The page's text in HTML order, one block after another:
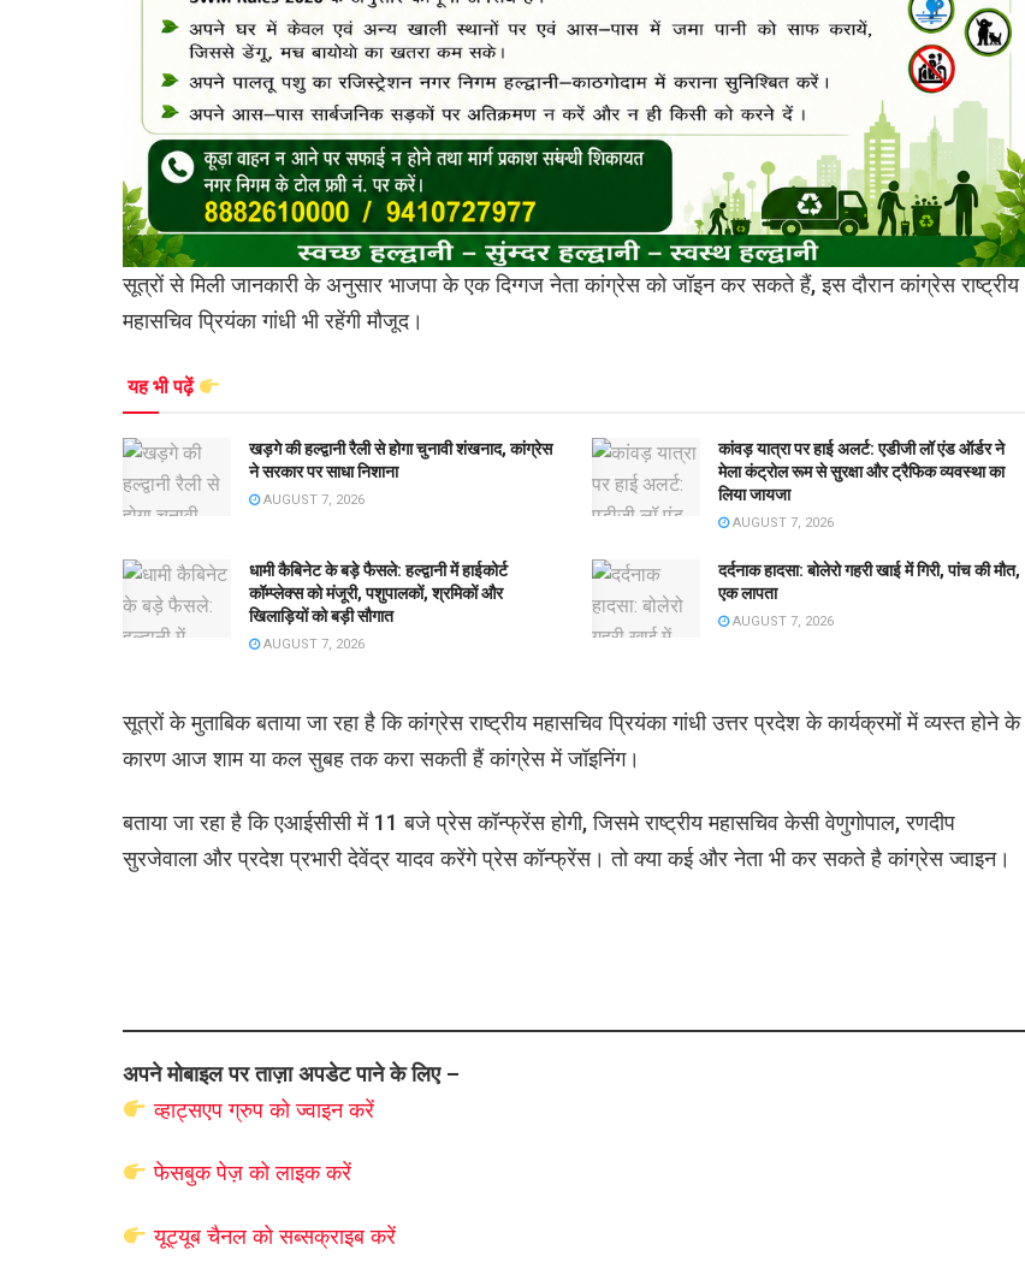
सूत्रों से मिली जानकारी के अनुसार भाजपा के एक दिग्गज नेता कांग्रेस को जॉइन कर सकते हैं, इस दौरान कांग्रेस राष्ट्रीय
महासचिव प्रियंका गांधी भी रहेंगी मौजूद।
यह भी पढ़ें
खड़गे की हल्द्वानी रैली से होगा चुनावी शंखनाद, कांग्रेस
ने सरकार पर साधा निशाना
AUGUST 7, 2026
कांवड़ यात्रा पर हाई अलर्ट: एडीजी लॉ एंड ऑर्डर ने
मेला कंट्रोल रूम से सुरक्षा और ट्रैफिक व्यवस्था का
लिया जायजा
AUGUST 7, 2026
धामी कैबिनेट के बड़े फैसले: हल्द्वानी में हाईकोर्ट
कॉम्प्लेक्स को मंजूरी, पशुपालकों, श्रमिकों और
खिलाड़ियों को बड़ी सौगात
AUGUST 7, 2026
दर्दनाक हादसा: बोलेरो गहरी खाई में गिरी, पांच की मौत,
एक लापता
AUGUST 7, 2026
सूत्रों के मुताबिक बताया जा रहा है कि कांग्रेस राष्ट्रीय महासचिव प्रियंका गांधी उत्तर प्रदेश के कार्यक्रमों में व्यस्त होने के
कारण आज शाम या कल सुबह तक करा सकती हैं कांग्रेस में जॉइनिंग।
बताया जा रहा है कि एआईसीसी में 11 बजे प्रेस कॉन्फ्रेंस होगी, जिसमे राष्ट्रीय महासचिव केसी वेणुगोपाल, रणदीप
सुरजेवाला और प्रदेश प्रभारी देवेंद्र यादव करेंगे प्रेस कॉन्फ्रेंस। तो क्या कई और नेता भी कर सकते है कांग्रेस ज्वाइन।
अपने मोबाइल पर ताज़ा अपडेट पाने के लिए –
व्हाट्सएपग्रुप कोज्वाइन करें
फेसबुक पेज़ को लाइक करें
यूट्यूब चैनल को सब्सक्राइब करें